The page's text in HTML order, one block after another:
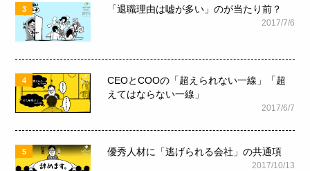
3 「退職理由は嘘が多い」のが当たり前？
2017/7/6
4
CEOとCOOの「超えられない一線」「超
えてはならない一線」
2017/6/7
5 優秀人材に「逃げられる会社」の共通項
2017/10/13